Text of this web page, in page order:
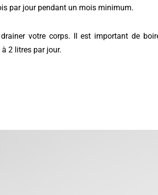
par jour pendant un mois minimum.
votre corps. Il est important de
2 litres par jour.